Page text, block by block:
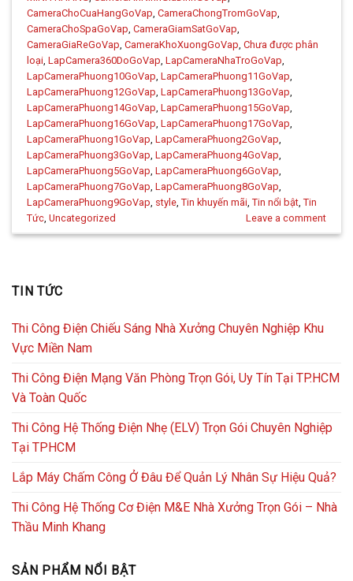
CameraChoCuaHangGoVap,CameraChongTromGoVap,
CameraChoSpaGoVap,CameraGiamSatGoVap,
CameraGiaReGoVap,CameraKhoXuongGoVap,Chưa được phân
loại,LapCamera360DoGoVap,LapCameraNhaTroGoVap,
LapCameraPhuong10GoVap,LapCameraPhuong11GoVap,
LapCameraPhuong12GoVap,LapCameraPhuong13GoVap,
LapCameraPhuong14GoVap,LapCameraPhuong15GoVap,
LapCameraPhuong16GoVap,LapCameraPhuong17GoVap,
LapCameraPhuong1GoVap,LapCameraPhuong2GoVap,
LapCameraPhuong3GoVap,LapCameraPhuong4GoVap,
LapCameraPhuong5GoVap,LapCameraPhuong6GoVap,
LapCameraPhuong7GoVap,LapCameraPhuong8GoVap,
LapCameraPhuong9GoVap, style,Tin khuyến mãi,Tin nổi bật,Tin
Tức,Uncategorized Leave a comment
TIN TỨC
Thi Công Điện Chiếu Sáng Nhà Xưởng Chuyên Nghiệp Khu
Vực Miền Nam
Thi Công Điện Mạng Văn Phòng Trọn Gói, Uy Tín Tại TP.HCM
Và Toàn Quốc
Thi Công Hệ Thống Điện Nhẹ (ELV) Trọn Gói Chuyên Nghiệp
Tại TPHCM
Lắp Máy Chấm Công Ở Đâu Để Quản Lý Nhân Sự Hiệu Quả?
Thi Công Hệ Thống Cơ Điện M&E Nhà Xưởng Trọn Gói – Nhà
Thầu Minh Khang
SẢN PHẨM NỔI BẬT